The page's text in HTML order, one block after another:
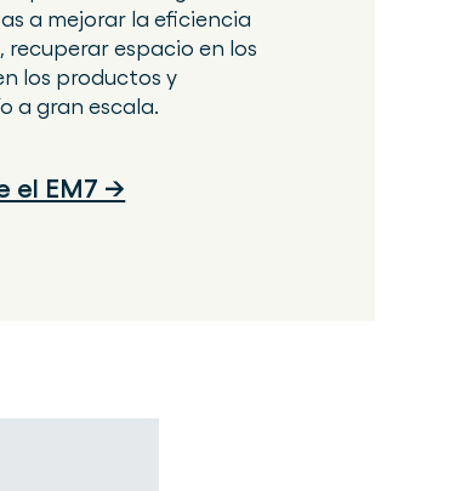
a mejorar la eficiencia
recuperar espacio en los
los productos y
a gran escala.
el EM7 →